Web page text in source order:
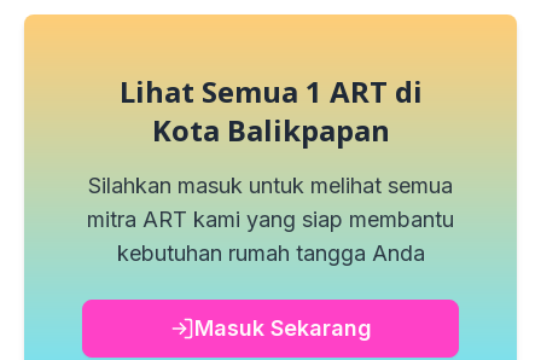
Lihat Semua 1 ART di
Kota Balikpapan
Silahkan masuk untuk melihat semua
mitra ART kami yang siap membantu
kebutuhan rumah tangga Anda
Masuk Sekarang